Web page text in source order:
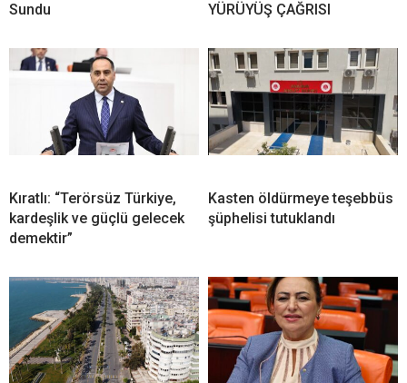
Sundu
YÜRÜYÜŞ ÇAĞRISI
Kıratlı: “Terörsüz Türkiye,
kardeşlik ve güçlü gelecek
demektir”
Kasten öldürmeye teşebbüs
şüphelisi tutuklandı